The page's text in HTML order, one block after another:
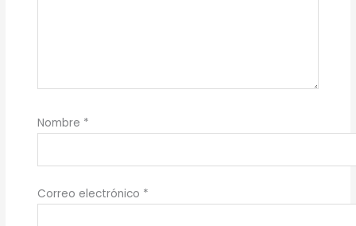
Nombre *
Correo electrónico *